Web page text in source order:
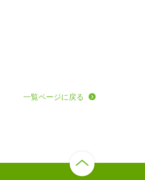
一覧ページに戻る